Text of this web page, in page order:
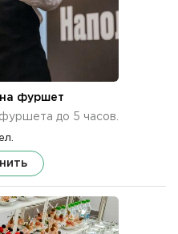
фуршет
до 5 часов.